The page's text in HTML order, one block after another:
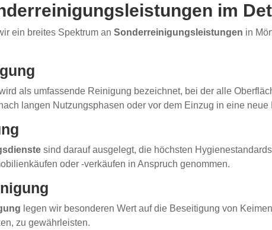
im
ein breites Spektrum anSonderreinigungsleistungen in
als umfassende Reinigung bezeichnet, bei der alle
langen Nutzungsphasen oder vor dem Einzug in eine neue
sind darauf ausgelegt, die höchsten
oder -verkäufen in Anspruch genommen.
legen wir besonderen Wert auf die Beseitigung von
zu gewährleisten.